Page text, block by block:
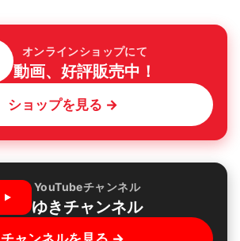
オンラインショップにて
動画、好評販売中！
ショップを見る →
YouTubeチャンネル
ゆきチャンネル